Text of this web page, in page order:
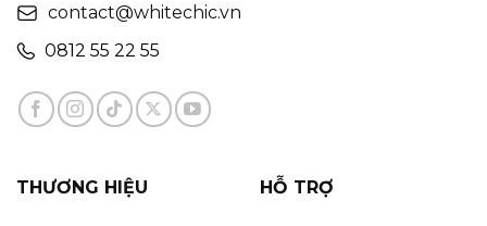
contact@whitechic.vn
0812 55 22 55
THƯƠNG HIỆU HỖ TRỢ